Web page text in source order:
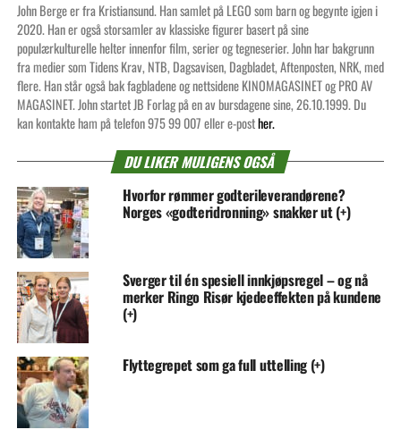
John Berge er fra Kristiansund. Han samlet på LEGO som barn og begynte igjen i
2020. Han er også storsamler av klassiske figurer basert på sine
populærkulturelle helter innenfor film, serier og tegneserier. John har bakgrunn
fra medier som Tidens Krav, NTB, Dagsavisen, Dagbladet, Aftenposten, NRK, med
flere. Han står også bak fagbladene og nettsidene KINOMAGASINET og PRO AV
MAGASINET. John startet JB Forlag på en av bursdagene sine, 26.10.1999. Du
kan kontakte ham på telefon 975 99 007 eller e-posther.
DU LIKER MULIGENS OGSÅ
Hvorfor rømmer godterileverandørene?
Norges «godteridronning» snakker ut (+)
Sverger til én spesiell innkjøpsregel – og nå
merker Ringo Risør kjedeeffekten på kundene
(+)
Flyttegrepet som ga full uttelling (+)